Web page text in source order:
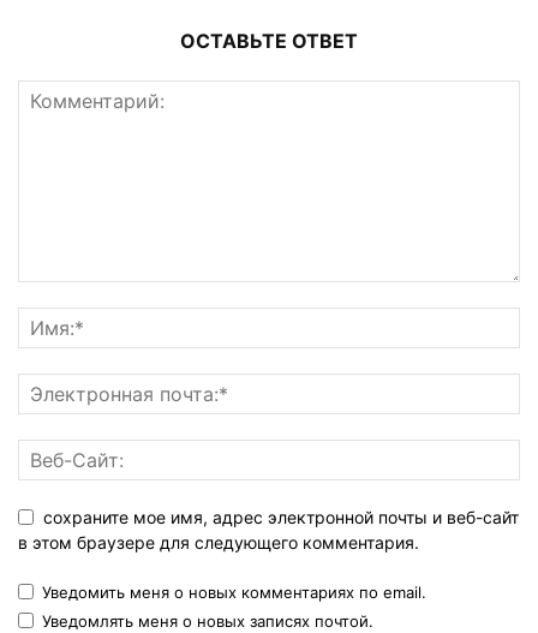
ОСТАВЬТЕ ОТВЕТ
сохраните мое имя, адрес электронной почты и веб-сайт
в этом браузере для следующего комментария.
Уведомить меня о новых комментариях по email.
Уведомлять меня о новых записях почтой.